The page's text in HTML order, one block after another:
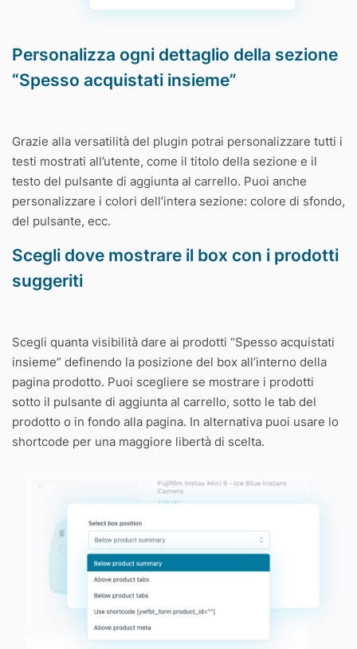
Personalizza ogni dettaglio della sezione
“Spesso acquistati insieme”
Grazie alla versatilità del plugin potrai personalizzare tutti i
testi mostrati all’utente, come il titolo della sezione e il
testo del pulsante di aggiunta al carrello. Puoi anche
personalizzare i colori dell’intera sezione: colore di sfondo,
del pulsante, ecc.
Scegli dove mostrare il box con i prodotti
suggeriti
Scegli quanta visibilità dare ai prodotti “Spesso acquistati
insieme” definendo la posizione del box all’interno della
pagina prodotto. Puoi scegliere se mostrare i prodotti
sotto il pulsante di aggiunta al carrello, sotto le tab del
prodotto o in fondo alla pagina. In alternativa puoi usare lo
shortcode per una maggiore libertà di scelta.